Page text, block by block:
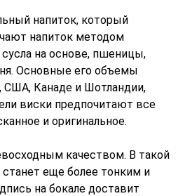
напиток, который
напиток методом
на основе, пшеницы,
Основные его объемы
США, Канаде и Шотландии,
виски предпочитают все
и оригинальное.
качеством. В такой
еще более тонким и
на бокале доставит